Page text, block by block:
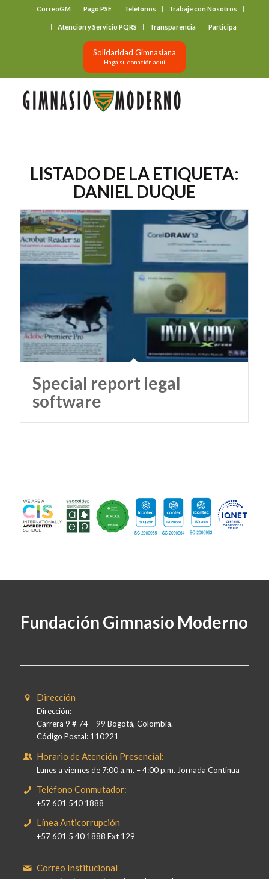
CorreoGM Pago PSE Teléfonos Trabaje con Nosotros
Atención y Servicio PQRS Transparencia Participa
Solidaridad Gimnasiana
Haga su donación aquí
LISTADO DE LA ETIQUETA:
DANIEL DUQUE
Special report legal
software
Fundación Gimnasio Moderno
Dirección
Dirección:
Carrera 9 # 74 – 99 Bogotá, Colombia.
Código Postal: 110221
Horario de Atención Presencial:
Lunes a viernes de 7:00 a.m. – 4:00 p.m. Jornada Continua
Teléfono Conmutador:
+57 601 540 1888
Línea Anticorrupción
+57 601 5 40 1888 Ext 129
Correo Institucional